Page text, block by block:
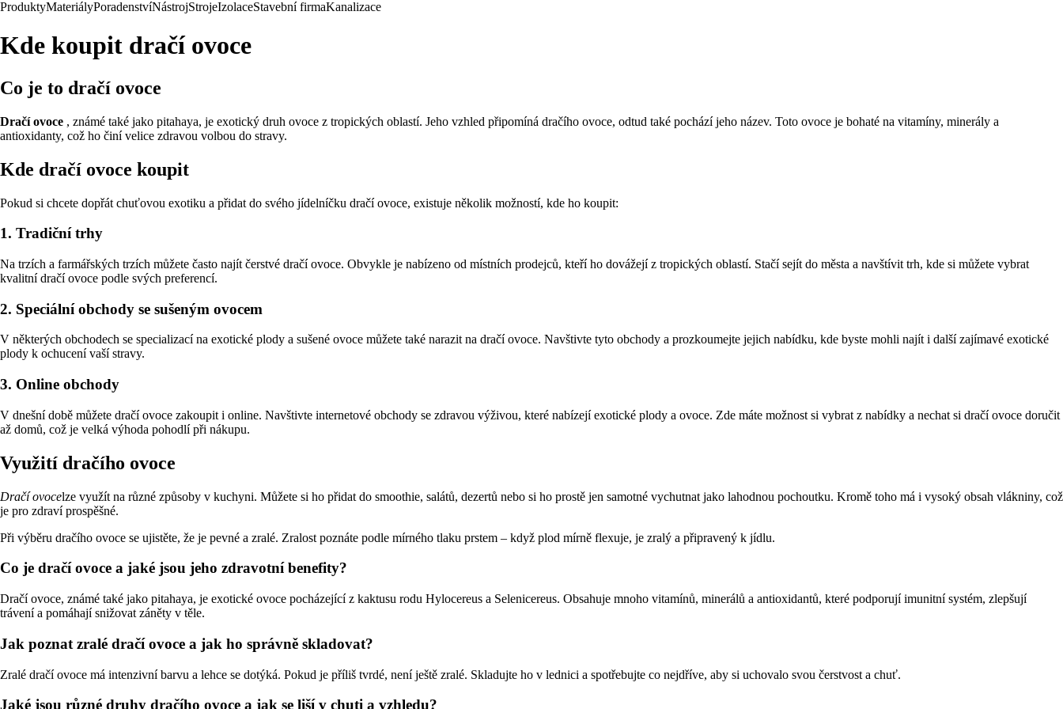
ProduktyMateriályPoradenstvíNástrojStrojeIzolaceStavební firmaKanalizace
Kde koupit dračí ovoce
Co je to dračí ovoce
Dračí ovoce , známé také jako pitahaya, je exotický druh ovoce z tropických oblastí. Jeho vzhled připomíná dračího ovoce, odtud také pochází jeho název. Toto ovoce je bohaté na vitamíny, minerály a
antioxidanty, což ho činí velice zdravou volbou do stravy.
Kde dračí ovoce koupit
Pokud si chcete dopřát chuťovou exotiku a přidat do svého jídelníčku dračí ovoce, existuje několik možností, kde ho koupit:
1. Tradiční trhy
Na trzích a farmářských trzích můžete často najít čerstvé dračí ovoce. Obvykle je nabízeno od místních prodejců, kteří ho dovážejí z tropických oblastí. Stačí sejít do města a navštívit trh, kde si můžete vybrat
kvalitní dračí ovoce podle svých preferencí.
2. Speciální obchody se sušeným ovocem
V některých obchodech se specializací na exotické plody a sušené ovoce můžete také narazit na dračí ovoce. Navštivte tyto obchody a prozkoumejte jejich nabídku, kde byste mohli najít i další zajímavé exotické
plody k ochucení vaší stravy.
3. Online obchody
V dnešní době můžete dračí ovoce zakoupit i online. Navštivte internetové obchody se zdravou výživou, které nabízejí exotické plody a ovoce. Zde máte možnost si vybrat z nabídky a nechat si dračí ovoce doručit
až domů, což je velká výhoda pohodlí při nákupu.
Využití dračího ovoce
Dračí ovocelze využít na různé způsoby v kuchyni. Můžete si ho přidat do smoothie, salátů, dezertů nebo si ho prostě jen samotné vychutnat jako lahodnou pochoutku. Kromě toho má i vysoký obsah vlákniny, což
je pro zdraví prospěšné.
Při výběru dračího ovoce se ujistěte, že je pevné a zralé. Zralost poznáte podle mírného tlaku prstem – když plod mírně flexuje, je zralý a připravený k jídlu.
Co je dračí ovoce a jaké jsou jeho zdravotní benefity?
Dračí ovoce, známé také jako pitahaya, je exotické ovoce pocházející z kaktusu rodu Hylocereus a Selenicereus. Obsahuje mnoho vitamínů, minerálů a antioxidantů, které podporují imunitní systém, zlepšují
trávení a pomáhají snižovat záněty v těle.
Jak poznat zralé dračí ovoce a jak ho správně skladovat?
Zralé dračí ovoce má intenzivní barvu a lehce se dotýká. Pokud je příliš tvrdé, není ještě zralé. Skladujte ho v lednici a spotřebujte co nejdříve, aby si uchovalo svou čerstvost a chuť.
Jaké jsou různé druhy dračího ovoce a jak se liší v chuti a vzhledu?